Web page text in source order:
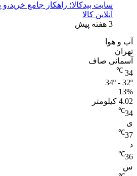
سایت بیدکالا؛ راهکار جامع
آنلاین کالا
3 هفته پیش
آب و هوا
تهران
آسمانی صاف
34
℃
34º - 32º
13%
4.02 کیلومتر
34
℃
ی
37
℃
د
36
℃
س